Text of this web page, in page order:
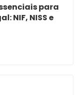
para
NIF, NISS e